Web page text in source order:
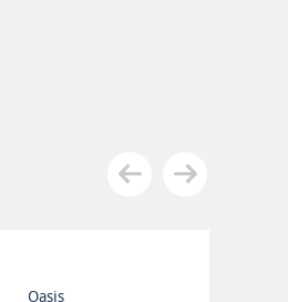
Liam Gallagher